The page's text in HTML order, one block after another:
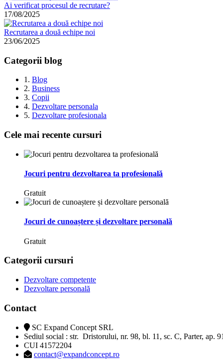
Ai verificat procesul de recrutare?
17/08/2025
Recrutarea a două echipe noi
23/06/2025
Categorii blog
1. Blog
2. Business
3. Copii
4. Dezvoltare personala
5. Dezvoltare profesionala
Cele mai recente cursuri
Jocuri pentru dezvoltarea ta profesională
Gratuit
Jocuri de cunoaștere și dezvoltare personală
Gratuit
Categorii cursuri
Dezvoltare competente
Dezvoltare personală
Contact
SC Expand Concept SRL
Sediul social : str. Dristorului, nr. 98, bl. 11, sc. C, Parter, ap.
CUI 41572204
contact@expandconcept.ro